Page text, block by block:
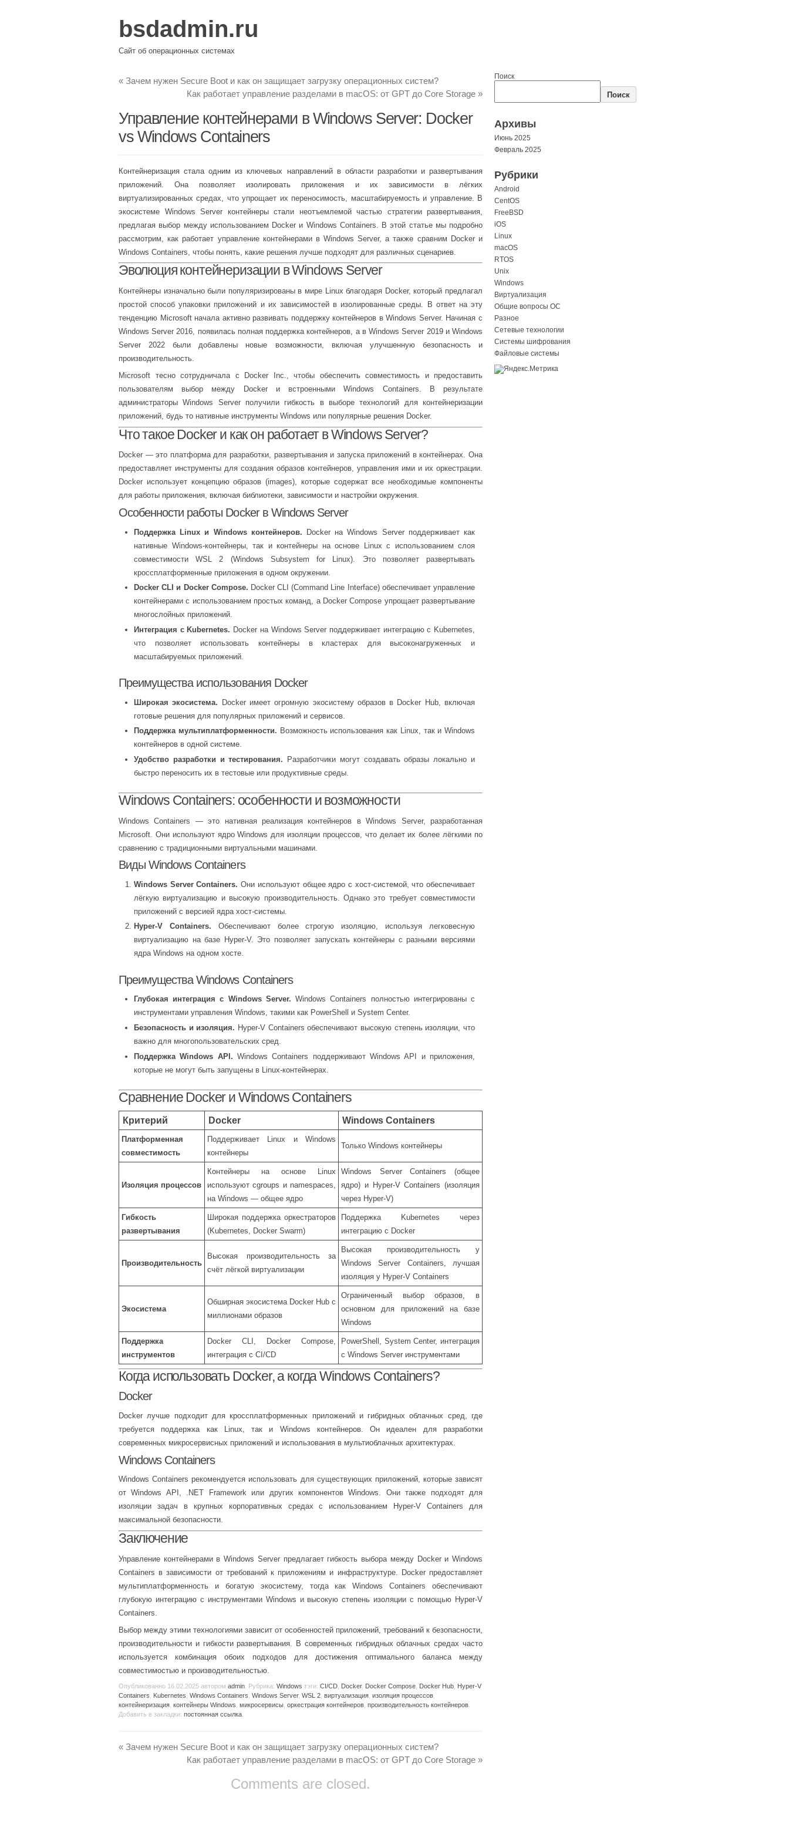
bsdadmin.ru
Сайт об операционных системах
« Зачем нужен Secure Boot и как он защищает загрузку операционных систем?
Как работает управление разделами в macOS: от GPT до Core Storage »
Управление контейнерами в Windows Server: Docker
vs Windows Containers
Контейнеризация стала одним из ключевых направлений в области разработки и развертывания
приложений. Она позволяет изолировать приложения и их зависимости в лёгких
виртуализированных средах, что упрощает их переносимость, масштабируемость и управление. В
экосистеме Windows Server контейнеры стали неотъемлемой частью стратегии развертывания,
предлагая выбор между использованием Docker и Windows Containers. В этой статье мы подробно
рассмотрим, как работает управление контейнерами в Windows Server, а также сравним Docker и
Windows Containers, чтобы понять, какие решения лучше подходят для различных сценариев.
Эволюция контейнеризации в Windows Server
Контейнеры изначально были популяризированы в мире Linux благодаря Docker, который предлагал
простой способ упаковки приложений и их зависимостей в изолированные среды. В ответ на эту
тенденцию Microsoft начала активно развивать поддержку контейнеров в Windows Server. Начиная с
Windows Server 2016, появилась полная поддержка контейнеров, а в Windows Server 2019 и Windows
Server 2022 были добавлены новые возможности, включая улучшенную безопасность и
производительность.
Microsoft тесно сотрудничала с Docker Inc., чтобы обеспечить совместимость и предоставить
пользователям выбор между Docker и встроенными Windows Containers. В результате
администраторы Windows Server получили гибкость в выборе технологий для контейнеризации
приложений, будь то нативные инструменты Windows или популярные решения Docker.
Что такое Docker и как он работает в Windows Server?
Docker — это платформа для разработки, развертывания и запуска приложений в контейнерах. Она
предоставляет инструменты для создания образов контейнеров, управления ими и их оркестрации.
Docker использует концепцию образов (images), которые содержат все необходимые компоненты
для работы приложения, включая библиотеки, зависимости и настройки окружения.
Особенности работы Docker в Windows Server
Поддержка Linux и Windows контейнеров. Docker на Windows Server поддерживает как
нативные Windows-контейнеры, так и контейнеры на основе Linux с использованием слоя
совместимости WSL 2 (Windows Subsystem for Linux). Это позволяет развертывать
кроссплатформенные приложения в одном окружении.
Docker CLI и Docker Compose. Docker CLI (Command Line Interface) обеспечивает управление
контейнерами с использованием простых команд, а Docker Compose упрощает развертывание
многослойных приложений.
Интеграция с Kubernetes. Docker на Windows Server поддерживает интеграцию с Kubernetes,
что позволяет использовать контейнеры в кластерах для высоконагруженных и
масштабируемых приложений.
Преимущества использования Docker
Широкая экосистема. Docker имеет огромную экосистему образов в Docker Hub, включая
готовые решения для популярных приложений и сервисов.
Поддержка мультиплатформенности. Возможность использования как Linux, так и Windows
контейнеров в одной системе.
Удобство разработки и тестирования. Разработчики могут создавать образы локально и
быстро переносить их в тестовые или продуктивные среды.
Windows Containers: особенности и возможности
Windows Containers — это нативная реализация контейнеров в Windows Server, разработанная
Microsoft. Они используют ядро Windows для изоляции процессов, что делает их более лёгкими по
сравнению с традиционными виртуальными машинами.
Виды Windows Containers
Windows Server Containers. Они используют общее ядро с хост-системой, что обеспечивает
лёгкую виртуализацию и высокую производительность. Однако это требует совместимости
приложений с версией ядра хост-системы.
Hyper-V Containers. Обеспечивают более строгую изоляцию, используя легковесную
виртуализацию на базе Hyper-V. Это позволяет запускать контейнеры с разными версиями
ядра Windows на одном хосте.
Преимущества Windows Containers
Глубокая интеграция с Windows Server. Windows Containers полностью интегрированы с
инструментами управления Windows, такими как PowerShell и System Center.
Безопасность и изоляция. Hyper-V Containers обеспечивают высокую степень изоляции, что
важно для многопользовательских сред.
Поддержка Windows API. Windows Containers поддерживают Windows API и приложения,
которые не могут быть запущены в Linux-контейнерах.
Сравнение Docker и Windows Containers
Критерий Docker Windows Containers
Платформенная
совместимость
Поддерживает Linux и Windows
контейнеры
Только Windows контейнеры
Изоляция процессов
Контейнеры на основе Linux
используют cgroups и namespaces,
на Windows — общее ядро
Windows Server Containers (общее
ядро) и Hyper-V Containers (изоляция
через Hyper-V)
Гибкость
развертывания
Широкая поддержка оркестраторов
(Kubernetes, Docker Swarm)
Поддержка Kubernetes через
интеграцию с Docker
Производительность
Высокая производительность за
счёт лёгкой виртуализации
Высокая производительность у
Windows Server Containers, лучшая
изоляция у Hyper-V Containers
Экосистема
Обширная экосистема Docker Hub с
миллионами образов
Ограниченный выбор образов, в
основном для приложений на базе
Windows
Поддержка
инструментов
Docker CLI, Docker Compose,
интеграция с CI/CD
PowerShell, System Center, интеграция
с Windows Server инструментами
Когда использовать Docker, а когда Windows Containers?
Docker
Docker лучше подходит для кроссплатформенных приложений и гибридных облачных сред, где
требуется поддержка как Linux, так и Windows контейнеров. Он идеален для разработки
современных микросервисных приложений и использования в мультиоблачных архитектурах.
Windows Containers
Windows Containers рекомендуется использовать для существующих приложений, которые зависят
от Windows API, .NET Framework или других компонентов Windows. Они также подходят для
изоляции задач в крупных корпоративных средах с использованием Hyper-V Containers для
максимальной безопасности.
Заключение
Управление контейнерами в Windows Server предлагает гибкость выбора между Docker и Windows
Containers в зависимости от требований к приложениям и инфраструктуре. Docker предоставляет
мультиплатформенность и богатую экосистему, тогда как Windows Containers обеспечивают
глубокую интеграцию с инструментами Windows и высокую степень изоляции с помощью Hyper-V
Containers.
Выбор между этими технологиями зависит от особенностей приложений, требований к безопасности,
производительности и гибкости развертывания. В современных гибридных облачных средах часто
используется комбинация обоих подходов для достижения оптимального баланса между
совместимостью и производительностью.
Опубликованно 16.02.2025 автором admin . Рубрика: Windows тэги: CI/CD Docker, Docker Compose Docker Hub Hyper-V
Containers
Kubernetes Windows Containers Windows Server, WSL 2 виртуализация изоляция процессов
контейнеризация контейнеры Windows микросервисы оркестрация контейнеров производительность контейнеров
Добавить в закладки: постоянная ссылка
« Зачем нужен Secure Boot и как он защищает загрузку операционных систем?
Как работает управление разделами в macOS: от GPT до Core Storage »
Comments are closed.
Поиск
Поиск
Архивы
Июнь 2025
Февраль 2025
Рубрики
Android
CentOS
FreeBSD
iOS
Linux
macOS
RTOS
Unix
Windows
Виртуализация
Общие вопросы ОС
Разное
Сетевые технологии
Системы шифрования
Файловые системы